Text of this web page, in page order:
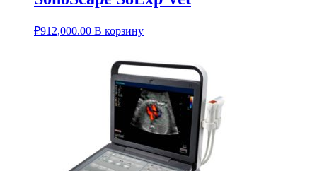
₽912,000.00 В корзину